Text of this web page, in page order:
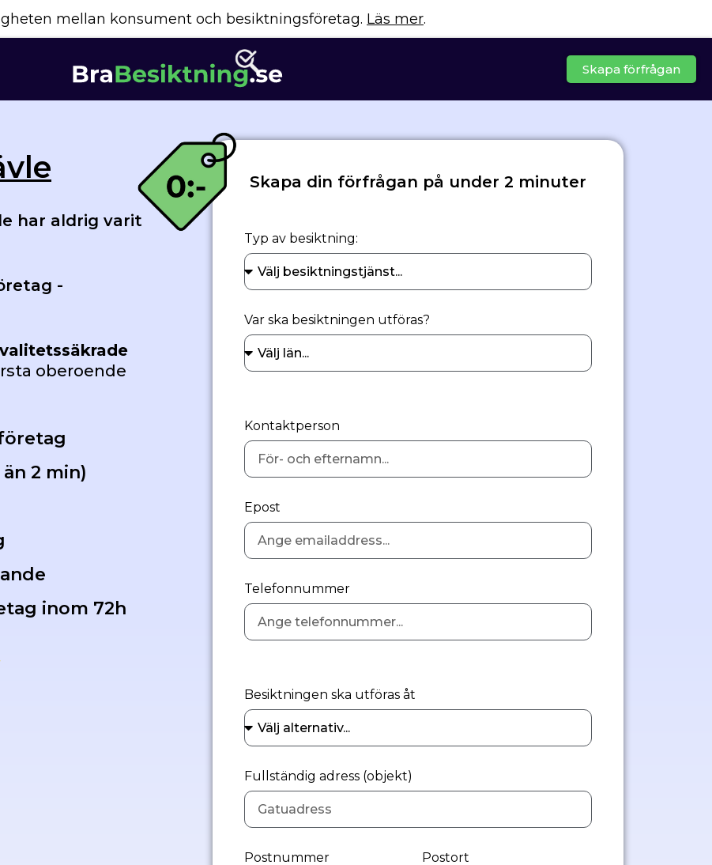
mellan konsument och besiktningsföretag. Läs mer.
Skapa förfrågan
har aldrig varit
-
oberoende
2 min)
inom 72h
Skapa din förfrågan på under 2 minuter
Typ av besiktning:
Var ska besiktningen utföras?
Kontaktperson
Epost
Telefonnummer
Besiktningen ska utföras åt
Fullständig adress (objekt)
Postnummer Postort